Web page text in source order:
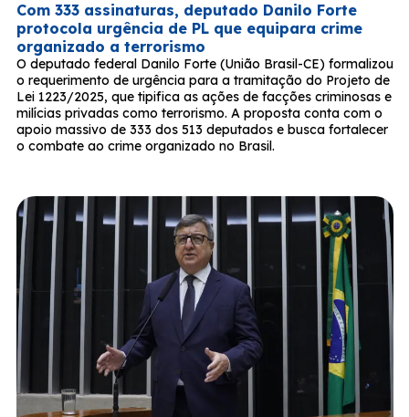
Com 333 assinaturas, deputado Danilo Forte
protocola urgência de PL que equipara crime
organizado a terrorismo
O deputado federal Danilo Forte (União Brasil-CE) formalizou
o requerimento de urgência para a tramitação do Projeto de
Lei 1223/2025, que tipifica as ações de facções criminosas e
milícias privadas como terrorismo. A proposta conta com o
apoio massivo de 333 dos 513 deputados e busca fortalecer
o combate ao crime organizado no Brasil.